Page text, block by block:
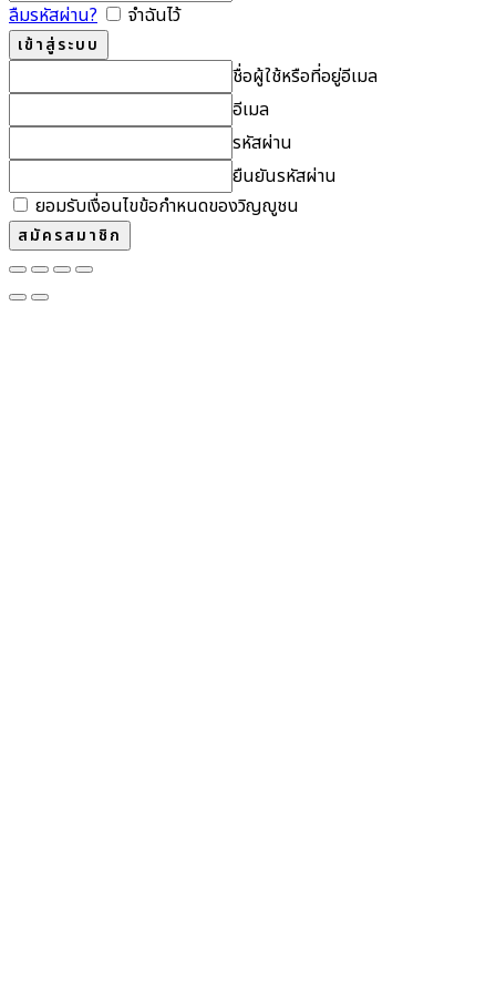
ลืมรหัสผ่าน?
จำฉันไว้
ชื่อผู้ใช้หรือที่อยู่อีเมล
อีเมล
รหัสผ่าน
ยืนยันรหัสผ่าน
ยอมรับเงื่อนไขข้อกำหนดของวิญญูชน